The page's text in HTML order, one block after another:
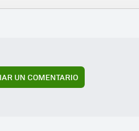
UN COMENTARIO